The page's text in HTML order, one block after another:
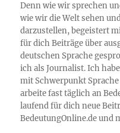
Denn wie wir sprechen
wie wir die Welt sehen
darzustellen, begeistert
für dich Beiträge über
deutschen Sprache
ich als Journalist. Ich
mit Schwerpunkt
arbeite fast täglich an
laufend für dich neue
BedeutungOnline.de und